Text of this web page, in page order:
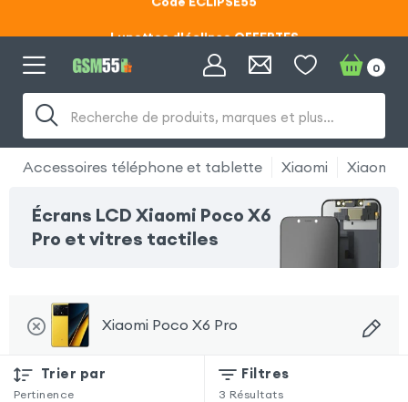
Lunettes d'éclipse OFFERTES
Code ECLIPSE55
Recherche de produits, marques et plus…
0
Accessoires téléphone et tablette Xiaomi Xiaomi
Écrans LCD Xiaomi Poco X6
Pro et vitres tactiles
Xiaomi Poco X6 Pro
Trier par
Pertinence
Filtres
3 Résultats